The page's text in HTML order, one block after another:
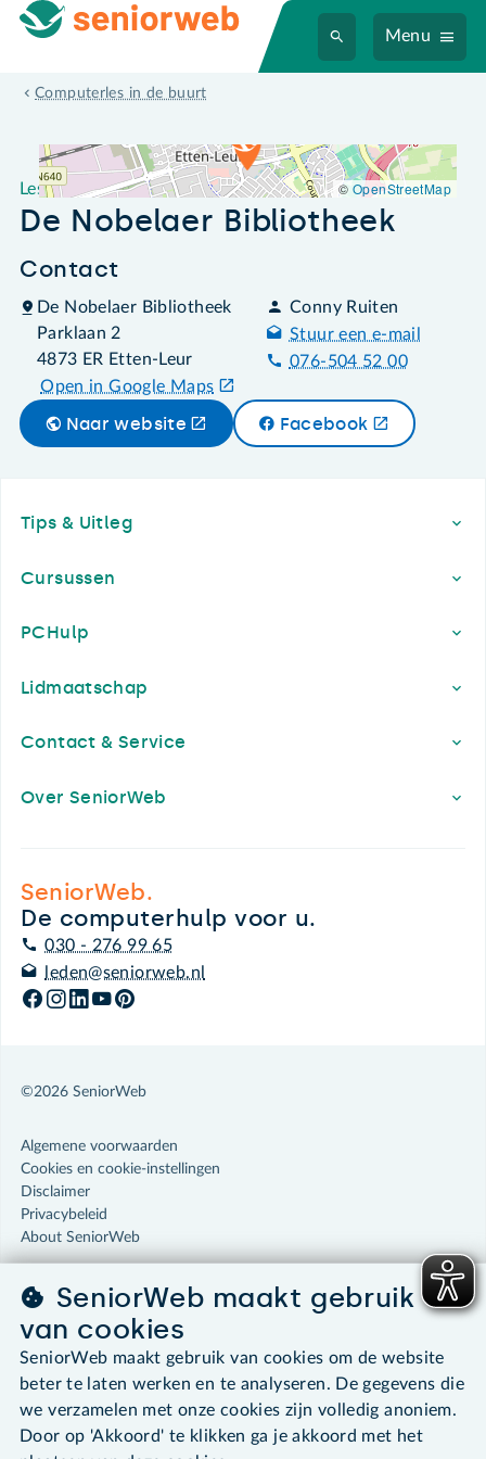
Menu
Computerles in de buurt
Leslocatie De Nobelaer Bibliotheek
Leslocatie
De Nobelaer Bibliotheek
Contact
De Nobelaer Bibliotheek
Parklaan 2
4873 ER Etten-Leur
Open in Google Maps
Conny Ruiten
Stuur een e-mail
076-504 52 00
Naar website Facebook
©OpenStreetMap
Tips & Uitleg
Cursussen
PCHulp
Lidmaatschap
Contact & Service
Over SeniorWeb
SeniorWeb.
De computerhulp voor u.
030 - 276 99 65
leden@seniorweb.nl
©2026 SeniorWeb
Algemene voorwaarden
Cookies en cookie-instellingen
Disclaimer
Privacybeleid
About SeniorWeb
SeniorWeb maakt gebruik
van cookies
SeniorWeb maakt gebruik van cookies om de website
beter te laten werken en te analyseren. De gegevens die
we verzamelen met onze cookies zijn volledig anoniem.
Door op 'Akkoord' te klikken ga je akkoord met het